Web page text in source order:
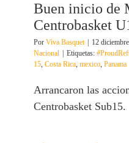
Buen inicio de
Centrobasket
Por Viva Basquet 12
Nacional
Etiquetas:
15, Costa Rica, mexico, Panama
Arrancaron las
Centrobasket Sub15.